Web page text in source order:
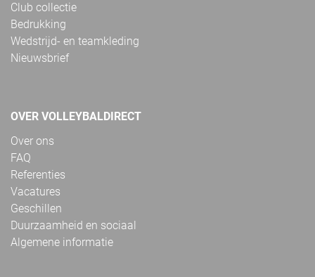
Club collectie
Bedrukking
Wedstrijd- en teamkleding
Nieuwsbrief
OVER VOLLEYBALDIRECT
Over ons
FAQ
Referenties
Vacatures
Geschillen
Duurzaamheid en sociaal
Algemene informatie